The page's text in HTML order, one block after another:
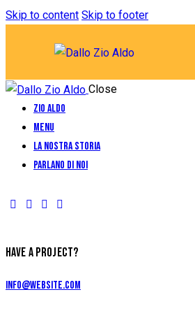
Skip to content Skip to footer
Close
Zio Aldo
Menu
La Nostra Storia
Parlano di Noi
HAVE A PROJECT?
info@website.com